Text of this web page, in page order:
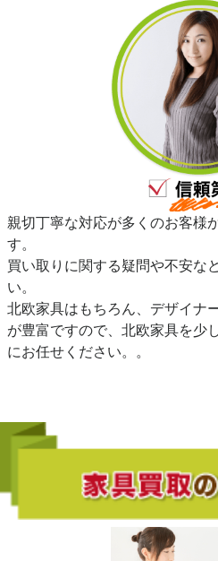
親切丁寧な対応が多くのお客様
す。
買い取りに関する疑問や不安な
い。
北欧家具はもちろん、デザイナ
が豊富ですので、北欧家具を少
にお任せください。。